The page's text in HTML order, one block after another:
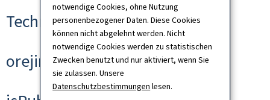
notwendige Cookies, ohne Nutzung
personenbezogener Daten. Diese Cookies
können nicht abgelehnt werden. Nicht
notwendige Cookies werden zu statistischen
Zwecken benutzt und nur aktiviert, wenn Sie
sie zulassen. Unsere
Datenschutzbestimmungen lesen.
Technische Cookies
orejime